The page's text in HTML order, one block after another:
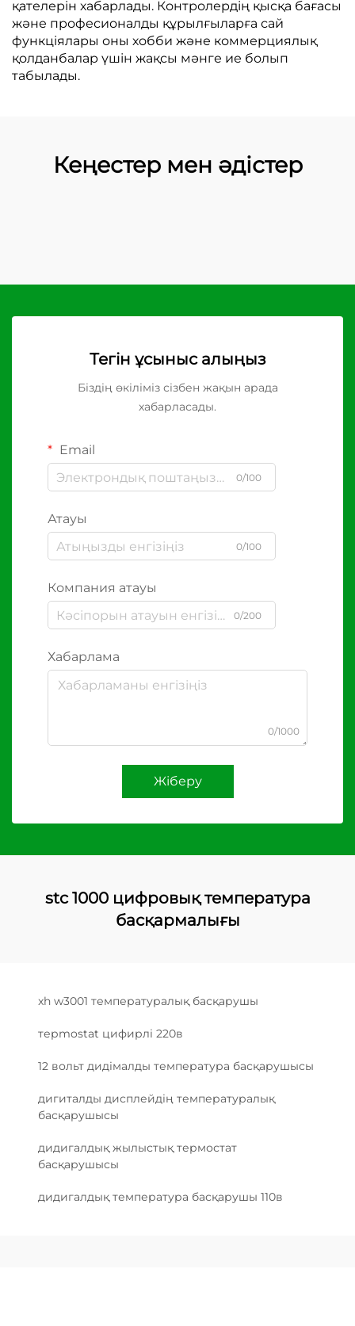
қателерін хабарлады. Контролердің қысқа бағасы
және професионалды құрылғыларға сай
функціялары оны хобби және коммерциялық
қолданбалар үшін жақсы мәнге ие болып
табылады.
Кеңестер мен әдістер
Тегін ұсыныс алыңыз
Біздің өкіліміз сізбен жақын арада
хабарласады.
Email
0/100
Атауы
0/100
Компания атауы
0/200
Хабарлама
0/1000
Жіберу
stc 1000 цифровық температура
басқармалығы
xh w3001 температуралық басқарушы
терmostat цифирлі 220в
12 вольт дидімалды температура басқарушысы
дигиталды дисплейдің температуралық
басқарушысы
дидигалдық жылыстық термостат
басқарушысы
дидигалдық температура басқарушы 110в